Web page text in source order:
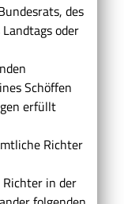
des
oder
Schöffen
erfüllt
Richter
in der